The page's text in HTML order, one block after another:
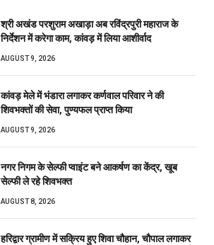
श्री अखंड परशुराम अखाड़ा अब रविंद्रपुरी महाराज के
निर्देशन में करेगा काम, कांवड़ में लिया आशीर्वाद
AUGUST 9, 2026
कांवड़ मेले में भंडारा लगाकर कर्णवाल परिवार ने की
शिवभक्तों की सेवा, पुण्यफल प्राप्त किया
AUGUST 9, 2026
नगर निगम के सेल्फी प्वाइंट बने आकर्षण का केंद्र, खूब
सेल्फी ले रहे शिवभक्त
AUGUST 8, 2026
हरिद्वार ग्रामीण में सक्रिय हुए शिवा चौहान, चौपाल लगाकर